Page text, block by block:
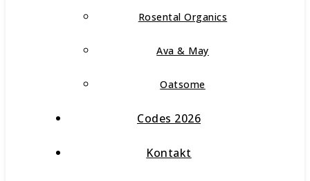
Rosental Organics
Ava & May
Oatsome
Codes 2026
Kontakt